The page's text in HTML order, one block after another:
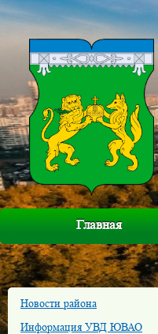
Главная
Новости района
Информация УВД ЮВАО